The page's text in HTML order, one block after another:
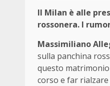
Il Milan è alle
rossonera. I
Massimiliano
sulla panchina
questo
corso e far